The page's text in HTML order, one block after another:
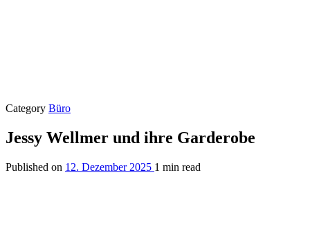
Category Büro
Jessy Wellmer und ihre Garderobe
Published on 12. Dezember 2025 1 min read